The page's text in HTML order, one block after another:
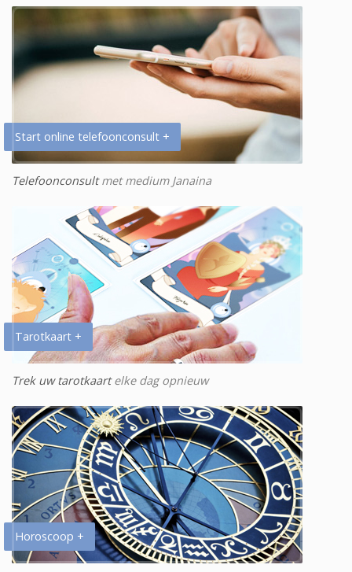
Start online telefoonconsult +
Telefoonconsultmet medium Janaina
Tarotkaart +
Trek uw tarotkaartelke dag opnieuw
Horoscoop +